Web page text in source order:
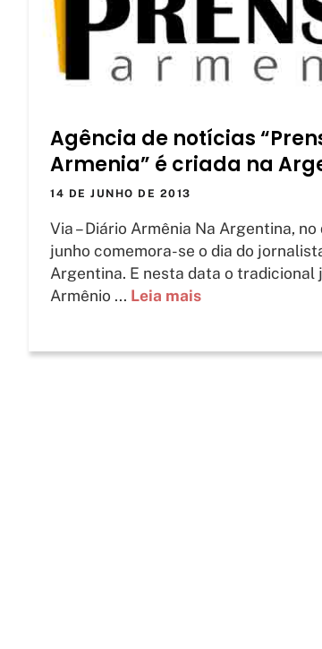
Agência de notícias
Armenia” é criada na
14 DE JUNHO DE 2013
Via – Diário Armênia Na Argentina, no
junho comemora-se o dia do
Argentina. E nesta data o tradicional
Armênio ... Leia mais